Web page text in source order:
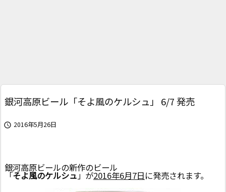
銀河高原ビール「そよ風のケルシュ」 6/7 発売
 2016年5月26日
銀河高原ビールの新作のビール
「そよ風のケルシュ」が2016年6月7日に発売されます。